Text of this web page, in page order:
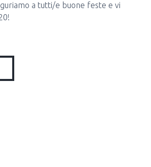
a tutti/e buone feste e vi